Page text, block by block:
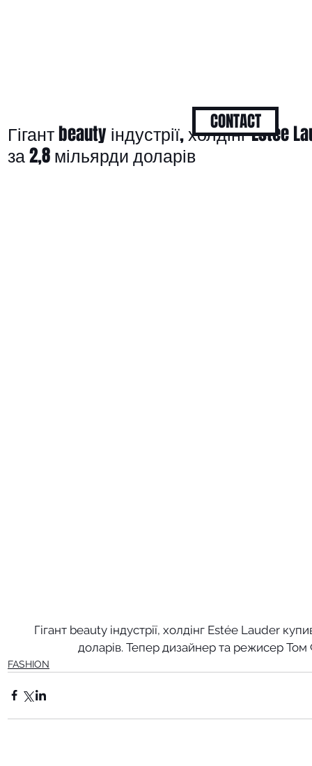
Гігант beauty індустрії, холдінг Estée
за 2,8 мільярди доларів
Гігант beauty індустрії, холдінг Estée Lauder
доларів. Тепер дизайнер та режисер
FASHION
CONTACT